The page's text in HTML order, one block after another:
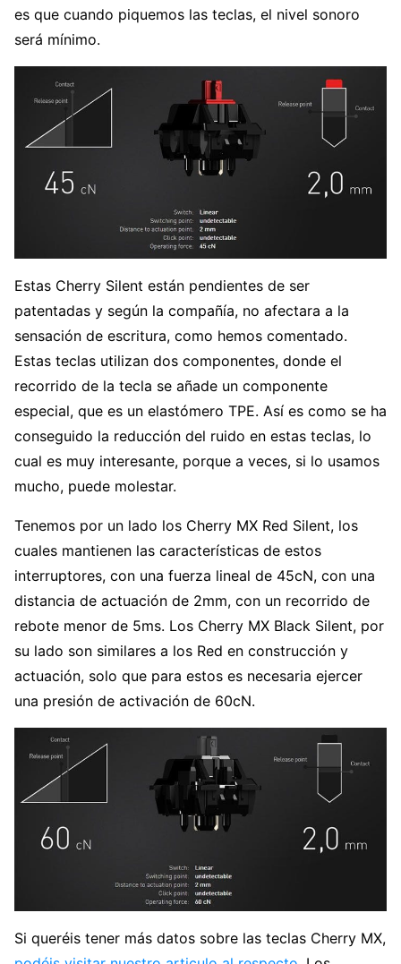
es que cuando piquemos las teclas, el nivel sonoro
será mínimo.
Estas Cherry Silent están pendientes de ser
patentadas y según la compañía, no afectara a la
sensación de escritura, como hemos comentado.
Estas teclas utilizan dos componentes, donde el
recorrido de la tecla se añade un componente
especial, que es un elastómero TPE. Así es como se ha
conseguido la reducción del ruido en estas teclas, lo
cual es muy interesante, porque a veces, si lo usamos
mucho, puede molestar.
Tenemos por un lado los Cherry MX Red Silent, los
cuales mantienen las características de estos
interruptores, con una fuerza lineal de 45cN, con una
distancia de actuación de 2mm, con un recorrido de
rebote menor de 5ms. Los Cherry MX Black Silent, por
su lado son similares a los Red en construcción y
actuación, solo que para estos es necesaria ejercer
una presión de activación de 60cN.
Si queréis tener más datos sobre las teclas Cherry MX,